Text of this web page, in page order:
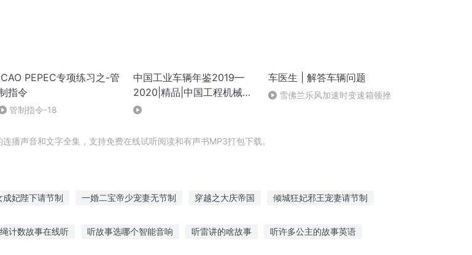
PEPEC专项练习之-管
指令
管制指令-18
中国工业车辆年鉴2019—
2020|精品|中国工程机械工
业协会工业车辆分会，中国
编|当代文学
车医生 | 解答车辆问题
雪佛兰乐风加速时变速箱顿挫
播声音和文字全集，支持免费在线试听阅读和有声书MP3打包下载。
成妃陛下请节制 一婚二宝帝少宠妻无节制 穿越之大庆帝国 倾城狂妃邪王宠妻请节制
计数故事在线听 听故事选哪个智能音响 听雷讲的啥故事 听许多公主的故事英语